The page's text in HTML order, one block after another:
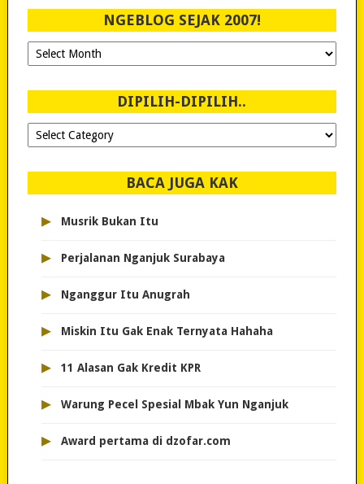
NGEBLOG SEJAK 2007!
Ngeblog
Sejak
DIPILIH-DIPILIH..
Dipilih-
dipilih..
BACA JUGA KAK
▸ Musrik Bukan Itu
▸ Perjalanan Nganjuk Surabaya
▸ Nganggur Itu Anugrah
▸ Miskin Itu Gak Enak Ternyata Hahaha
▸ 11 Alasan Gak Kredit KPR
▸ Warung Pecel Spesial Mbak Yun Nganjuk
▸ Award pertama di dzofar.com